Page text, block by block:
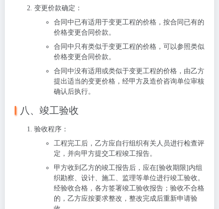
变更价款确定 ：
合同中已有适用于变更工程的价格，按合同已有的
价格变更合同价款。
合同中只有类似于变更工程的价格，可以参照类似
价格变更合同价款。
合同中没有适用或类似于变更工程的价格，由乙方
提出适当的变更价格，经甲方及造价咨询单位审核
确认后执行。
八、竣工验收
验收程序 ：
工程完工后，乙方应自行组织有关人员进行检查评
定，并向甲方提交工程竣工报告。
甲方收到乙方的竣工报告后，应在[验收期限]内组
织勘察、设计、施工、监理等单位进行竣工验收。
经验收合格，各方签署竣工验收报告；验收不合格
的，乙方应按要求整改，整改完成后重新申请验